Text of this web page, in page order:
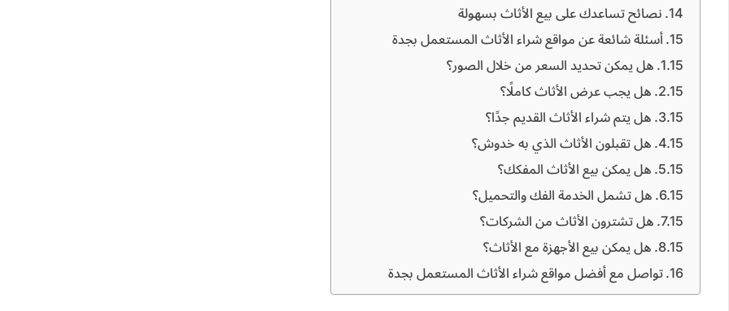
نصائح تساعدك على بيع الأثاث بسهولة
أسئلة شائعة عن مواقع شراء الأثاث المستعمل بجدة
هل يمكن تحديد السعر من خلال الصور؟
هل يجب عرض الأثاث كاملًا؟
هل يتم شراء الأثاث القديم جدًا؟
هل تقبلون الأثاث الذي به خدوش؟
هل يمكن بيع الأثاث المفكك؟
هل تشمل الخدمة الفك والتحميل؟
هل تشترون الأثاث من الشركات؟
هل يمكن بيع الأجهزة مع الأثاث؟
تواصل مع أفضل مواقع شراء الأثاث المستعمل بجدة